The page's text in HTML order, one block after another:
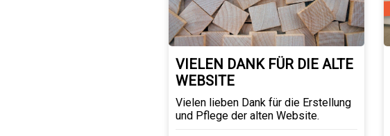
VIELEN DANK FÜR DIE ALTE
WEBSITE
Vielen lieben Dank für die Erstellung
und Pflege der alten Website.